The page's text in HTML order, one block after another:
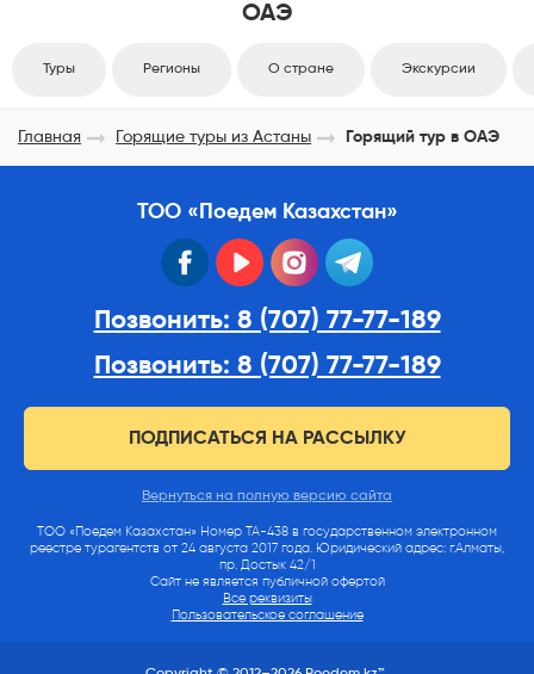
ОАЭ
Туры Регионы О стране Экскурсии
Главная Горящие туры из Астаны Горящий тур в ОАЭ
ТОО «Поедем Казахстан»
facebook youtube instagram
Позвонить: 8 (707) 77-77-189
Позвонить: 8 (707) 77-77-189
ПОДПИСАТЬСЯ НА РАССЫЛКУ
Вернуться на полную версию сайта
ТОО «Поедем Казахстан» Номер ТА-438 в государственном электронном
реестре турагентств от 24 августа 2017 года. Юридический адрес: г.Алматы,
пр. Достык 42/1
Сайт не является публичной офертой
Все реквизиты
Пользовательское соглашение